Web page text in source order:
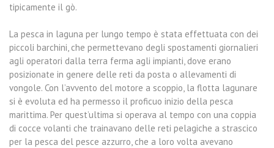
tipicamente il gò.
La pesca in laguna per lungo tempo è stata effettuata con dei
piccoli barchini, che permettevano degli spostamenti giornalieri
agli operatori dalla terra ferma agli impianti, dove erano
posizionate in genere delle reti da posta o allevamenti di
vongole. Con l’avvento del motore a scoppio, la flotta lagunare
si è evoluta ed ha permesso il proficuo inizio della pesca
marittima. Per quest’ultima si operava al tempo con una coppia
di cocce volanti che trainavano delle reti pelagiche a strascico
per la pesca del pesce azzurro, che a loro volta avevano